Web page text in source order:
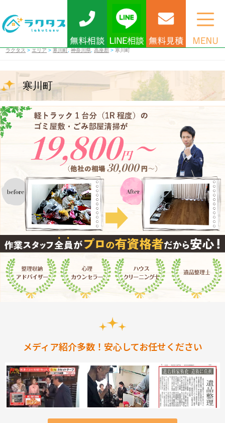
ラクタス > エリア >寒川町 ,神奈川県 ,高座郡 >寒川町
寒川町
メディア紹介多数！安心してお任せください